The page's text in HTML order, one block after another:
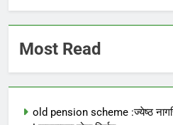
Most Read
old pension scheme :ज्येष्ठ